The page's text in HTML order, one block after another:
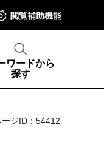
閲覧補助機能
ワードから
探す
ージID：54412